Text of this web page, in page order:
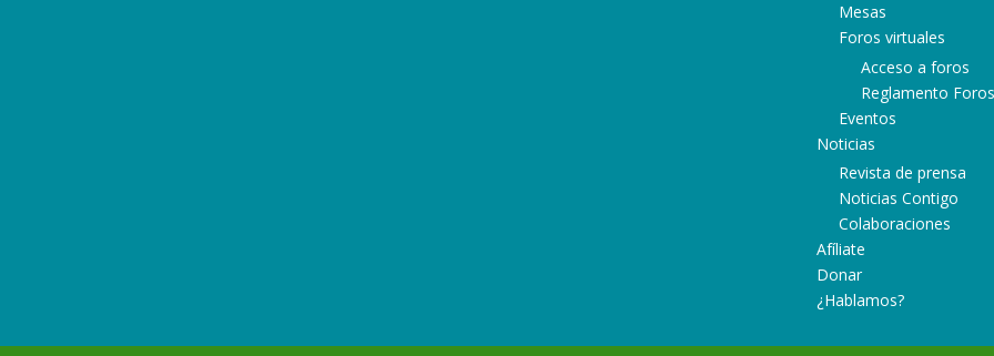
Mesas
Foros virtuales
Acceso a foros
Reglamento Foros
Eventos
Noticias
Revista de prensa
Noticias Contigo
Colaboraciones
Afíliate
Donar
¿Hablamos?